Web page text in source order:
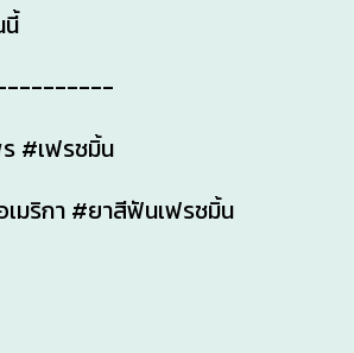
#เฟรชมิ้น
มริกา #ยาสีฟันเฟรชมิ้น